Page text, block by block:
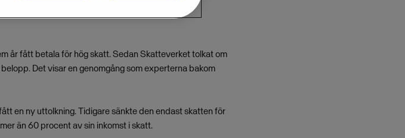
år fått betala för hög skatt. Sedan Skatteverket tolkat om
Det visar en genomgång som experterna bakom
en ny uttolkning. Tidigare sänkte den endast skatten för
än 60 procent av sin inkomst i skatt.